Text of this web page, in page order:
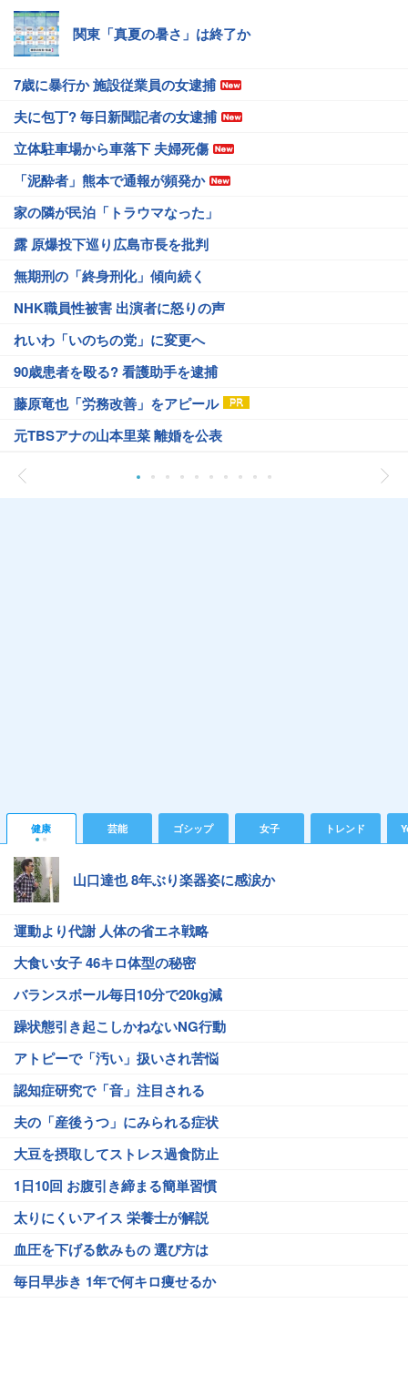
関東「真夏の暑さ」は終了か
7歳に暴行か 施設従業員の女逮捕
夫に包丁? 毎日新聞記者の女逮捕
立体駐車場から車落下 夫婦死傷
「泥酔者」熊本で通報が頻発か
家の隣が民泊「トラウマなった」
露 原爆投下巡り広島市長を批判
無期刑の「終身刑化」傾向続く
NHK職員性被害 出演者に怒りの声
れいわ「いのちの党」に変更へ
90歳患者を殴る? 看護助手を逮捕
藤原竜也「労務改善」をアピール
元TBSアナの山本里菜 離婚を公表
健康 芸能 ゴシップ 女子 トレンド
山口達也 8年ぶり楽器姿に感涙か
運動より代謝 人体の省エネ戦略
大食い女子 46キロ体型の秘密
バランスボール毎日10分で20kg減
躁状態引き起こしかねないNG行動
アトピーで「汚い」扱いされ苦悩
認知症研究で「音」注目される
夫の「産後うつ」にみられる症状
大豆を摂取してストレス過食防止
1日10回 お腹引き締まる簡単習慣
太りにくいアイス 栄養士が解説
血圧を下げる飲みもの 選び方は
毎日早歩き 1年で何キロ痩せるか